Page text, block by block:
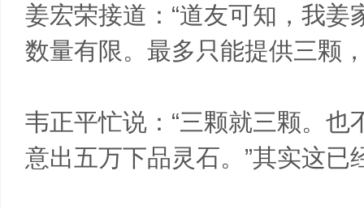
姜宏荣接道：“道友可知，我
数量有限。最多只能提供三颗
韦正平忙说：“三颗就三颗。
意出五万下品灵石。”其实这